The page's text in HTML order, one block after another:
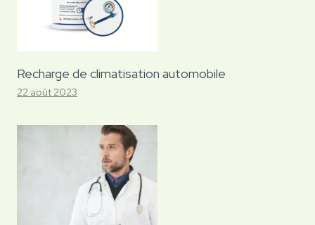
Recharge de climatisation automobile
22 août 2023